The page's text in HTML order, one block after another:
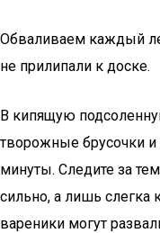
Обваливаем каждый
не прилипали к доске.
В кипящую
творожные брусочки
минуты. Следите за
сильно, а лишь слегка
вареники могут